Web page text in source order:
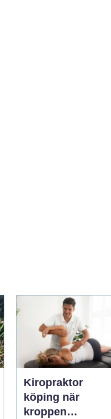
Kiropraktor
köping när
kroppen